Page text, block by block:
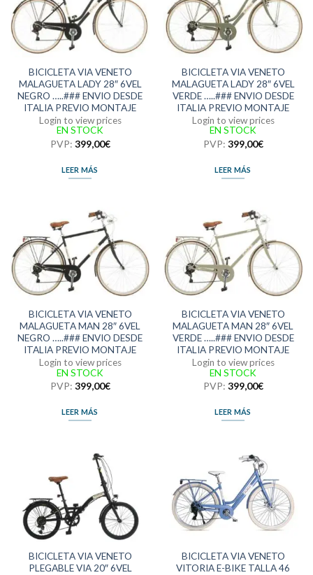
BICICLETA VIA VENETO
MALAGUETA LADY 28″ 6VEL
NEGRO …..### ENVIO DESDE
ITALIA PREVIO MONTAJE
Login to view prices
EN STOCK
PVP: 399,00€
LEER MÁS
BICICLETA VIA VENETO
MALAGUETA LADY 28″ 6VEL
VERDE …..### ENVIO DESDE
ITALIA PREVIO MONTAJE
Login to view prices
EN STOCK
PVP: 399,00€
LEER MÁS
BICICLETA VIA VENETO
MALAGUETA MAN 28″ 6VEL
NEGRO …..### ENVIO DESDE
ITALIA PREVIO MONTAJE
Login to view prices
EN STOCK
PVP: 399,00€
LEER MÁS
BICICLETA VIA VENETO
MALAGUETA MAN 28″ 6VEL
VERDE …..### ENVIO DESDE
ITALIA PREVIO MONTAJE
Login to view prices
EN STOCK
PVP: 399,00€
LEER MÁS
BICICLETA VIA VENETO
PLEGABLE VIA 20″ 6VEL
BICICLETA VIA VENETO
VITORIA E-BIKE TALLA 46